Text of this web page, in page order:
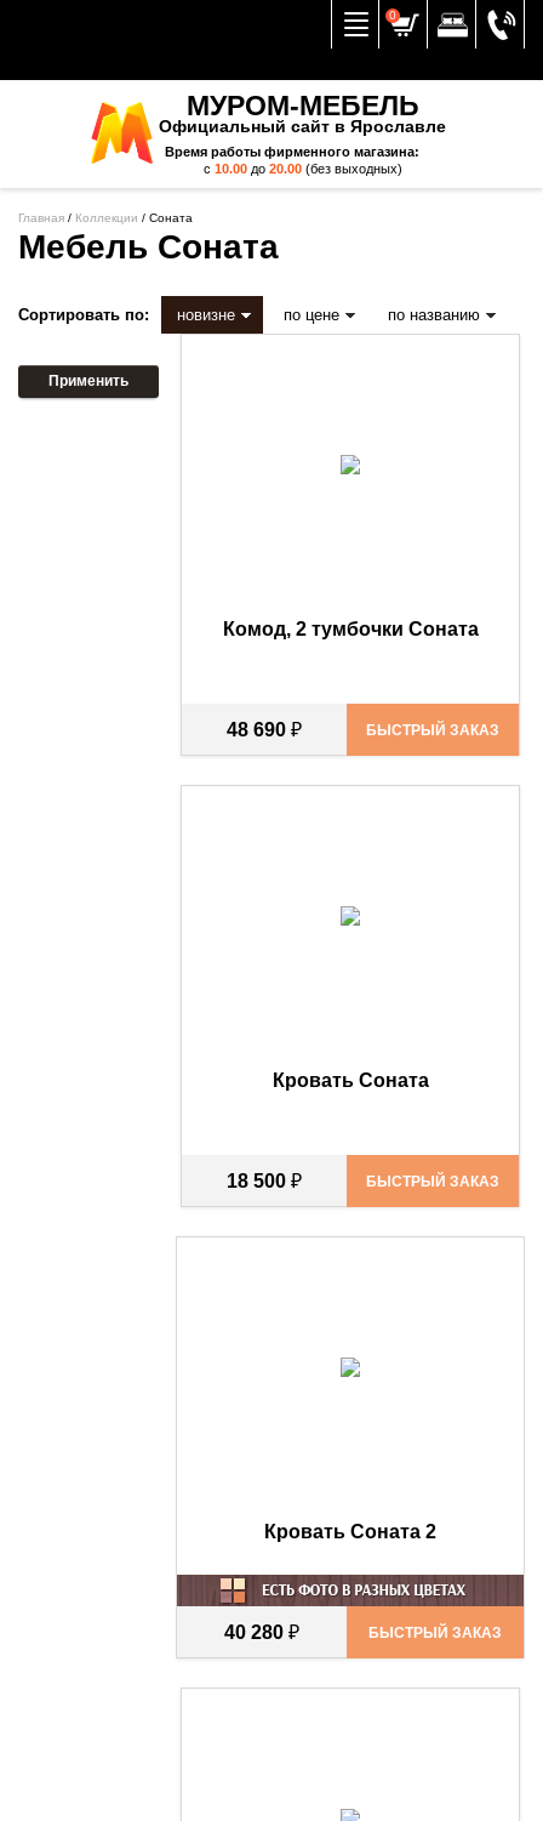
0
МУРОМ-МЕБЕЛЬ
Официальный сайт в Ярославле
Время работы фирменного магазина:
с 10.00до 20.00(без выходных)
Главная / Коллекции / Соната
Мебель Соната
Сортировать по: новизне по цене по названию
Комод, 2 тумбочки Соната
48 690₽ БЫСТРЫЙ ЗАКАЗ
Кровать Соната
18 500₽ БЫСТРЫЙ ЗАКАЗ
Кровать Соната 2
40 280₽ БЫСТРЫЙ ЗАКАЗ